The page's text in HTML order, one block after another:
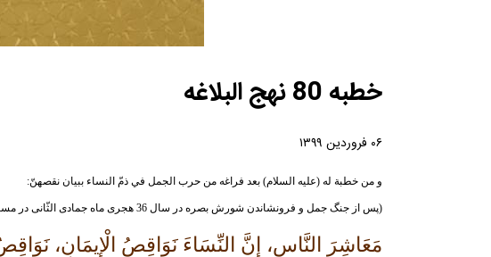
خطبه 80 نهج البلاغه
۰۶ فروردین ۱۳۹۹
و من خطبة له (علیه السلام) بعد فراغه من حرب الجمل في ذمّ النساء ببيان نقصهنّ‏:
(پس از جنگ جمل و فرونشاندن شورش بصره در سال 36 هجرى ماه جمادى الثّانى در مسجد شهر بصره فرمود).
مَعَاشِرَ النَّاسِ، إِنَّ النِّسَاءَ نَوَاقِصُ الْإِيمَانِ،